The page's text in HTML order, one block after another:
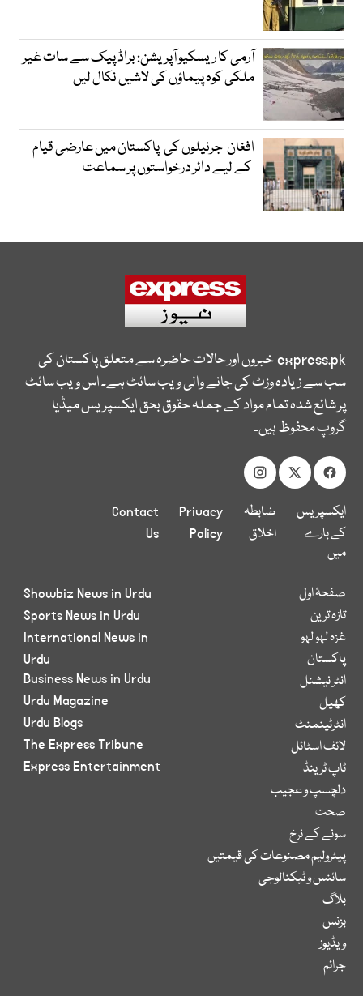
آرمی کا ریسکیو آپریشن: براڈ پیک سے سات غیر
ملکی کوہ پیماؤں کی لاشیں نکال لیں
افغان جرنیلوں کی پاکستان میں عارضی قیام
کے لیے دائر درخواستوں پر سماعت
express.pkخبروں اور حالات حاضرہ سے متعلق پاکستان کی
سب سے زیادہ وزٹ کی جانے والی ویب سائٹ ہے۔ اس ویب سائٹ
پر شائع شدہ تمام مواد کے جملہ حقوق بحق ایکسپریس میڈیا
گروپ محفوظ ہیں۔
ایکسپریس
کے بارے
میں
ضابطہ
اخلاق
Privacy
Policy
Contact
Us
صفحۂ اول
تازہ ترین
غزہ لہو لہو
پاکستان
انٹر نیشنل
کھیل
انٹرٹینمنٹ
لائف اسٹائل
ٹاپ ٹرینڈ
دلچسپ و عجیب
صحت
سونے کے نرخ
پیٹرولیم مصنوعات کی قیمتیں
سائنس و ٹیکنالوجی
بلاگ
بزنس
ویڈیوز
جرائم
Showbiz News in Urdu
Sports News in Urdu
International News in
Urdu
Business News in Urdu
Urdu Magazine
Urdu Blogs
The Express Tribune
Express Entertainment